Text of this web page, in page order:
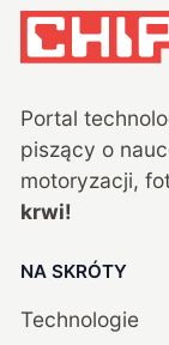
Portal
piszący o
motoryzacji,
krwi!
NA SKRÓTY
Technologie